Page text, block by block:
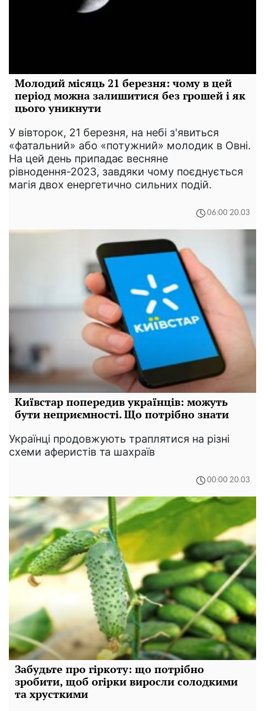
Молодий місяць 21 березня: чому в цей
період можна залишитися без грошей і як
цього уникнути
У вівторок, 21 березня, на небі з'явиться
«фатальний» або «потужний» молодик в Овні.
На цей день припадає весняне
рівнодення-2023, завдяки чому поєднується
магія двох енергетично сильних подій.
06:00 20.03
Київстар попередив українців: можуть
бути неприємності. Що потрібно знати
Українці продовжують траплятися на різні
схеми аферистів та шахраїв
00:00 20.03
Забудьте про гіркоту: що потрібно
зробити, щоб огірки виросли солодкими
та хрусткими